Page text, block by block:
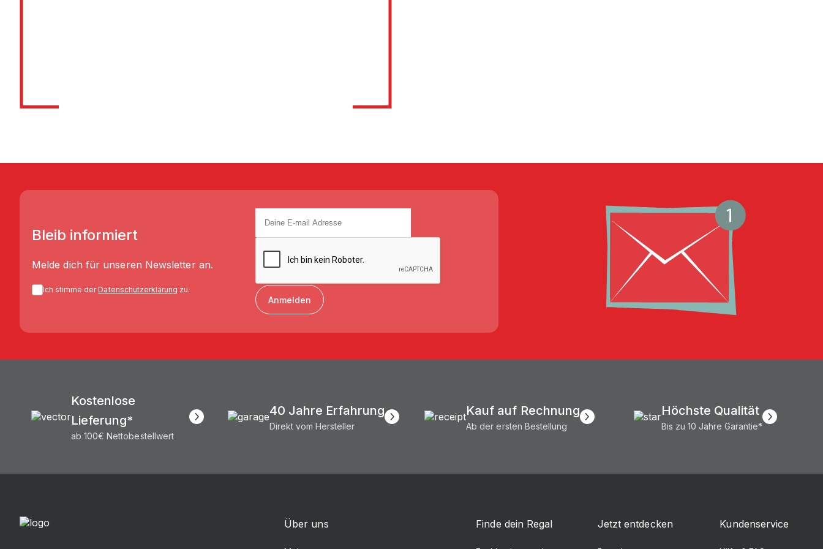
Bleib informiert
Melde dich für unseren Newsletter an.
Ich stimme der Datenschutzerklärung zu.
Anmelden
Kostenlose
Lieferung*
ab 100€ Nettobestellwert
40 Jahre Erfahrung
Direkt vom Hersteller
Kauf auf Rechnung
Ab der ersten Bestellung
Höchste Qualität
Bis zu 10 Jahre Garantie*
Über uns Finde dein Regal Jetzt entdecken Kundenservice